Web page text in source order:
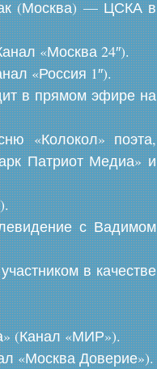
(Москва) — ЦСКА в
«Москва 24″).
«Россия 1″).
в прямом эфире на
«Колокол» поэта,
Патриот Медиа» и
с Вадимом
в качестве
(Канал «МИР»).
«Москва Доверие»).